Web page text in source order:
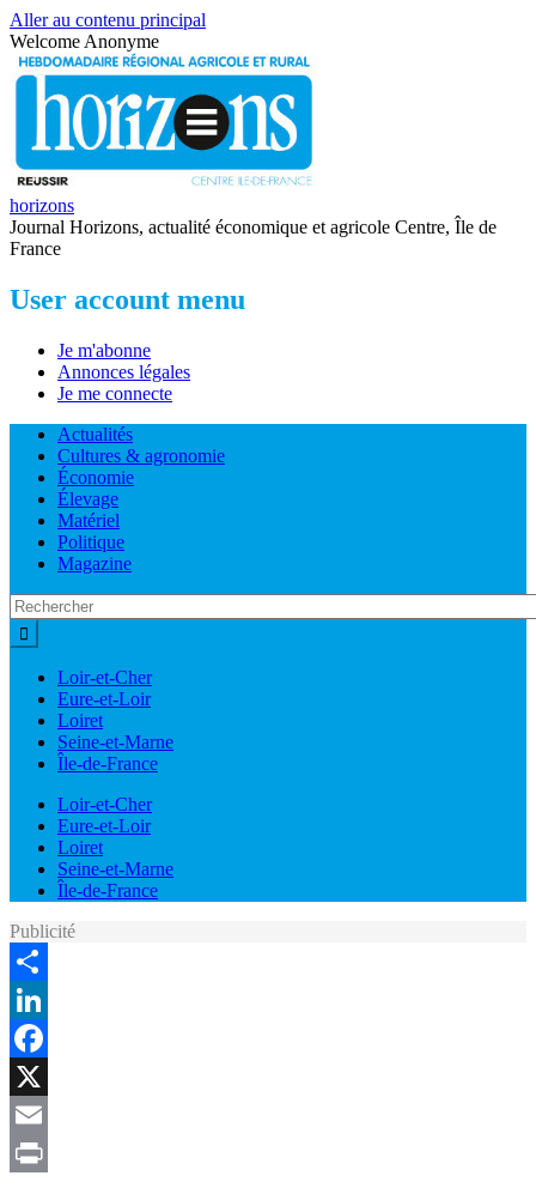
Aller au contenu principal
Welcome Anonyme
horizons
Journal Horizons, actualité économique et agricole Centre, Île de
France
User account menu
Je m'abonne
Annonces légales
Je me connecte
Actualités
Cultures & agronomie
Économie
Élevage
Matériel
Politique
Magazine
Loir-et-Cher
Eure-et-Loir
Loiret
Seine-et-Marne
Île-de-France
Loir-et-Cher
Eure-et-Loir
Loiret
Seine-et-Marne
Île-de-France
Publicité
Share
LinkedIn
Facebook
X
Email